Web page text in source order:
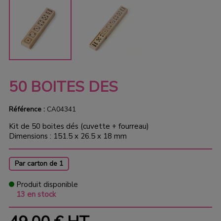
50 BOITES DES
Référence :CA04341
Kit de 50 boites dés (cuvette + fourreau)
Dimensions : 151.5 x 26.5 x 18 mm
Par carton de 1
Produit disponible
13 en stock